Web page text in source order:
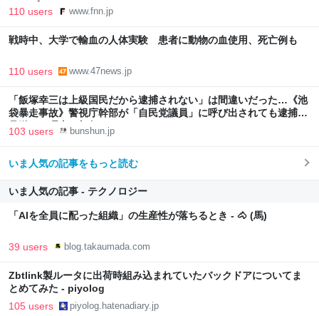
FNNプライムオンライン
110 users www.fnn.jp
戦時中、大学で輸血の人体実験 患者に動物の血使用、死亡例も
110 users www.47news.jp
「飯塚幸三は上級国民だから逮捕されない」は間違いだった…《池
袋暴走事故》警視庁幹部が「自民党議員」に呼び出されても逮捕を
見送った理由 | 文春オンライン
103 users bunshun.jp
いま人気の記事をもっと読む
いま人気の記事 - テクノロジー
「AIを全員に配った組織」の生産性が落ちるとき - 🐴 (馬)
39 users blog.takaumada.com
Zbtlink製ルータに出荷時組み込まれていたバックドアについてま
とめてみた - piyolog
105 users piyolog.hatenadiary.jp